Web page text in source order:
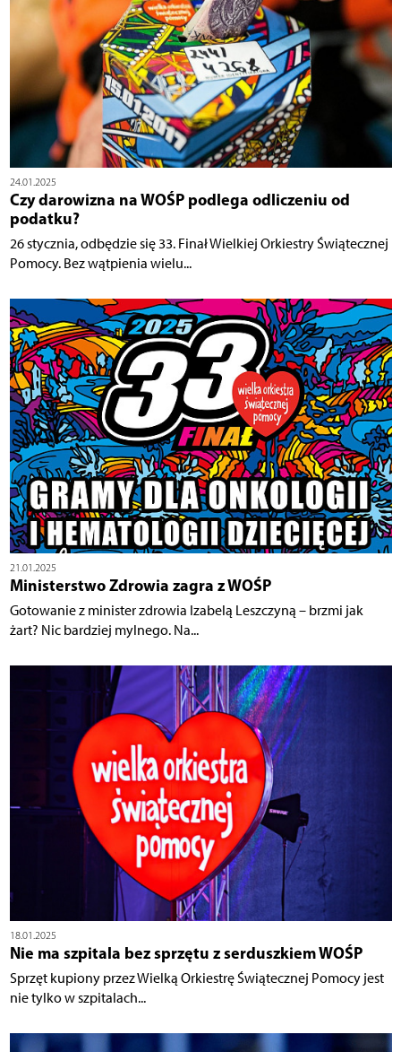
24.01.2025
Czy darowizna na WOŚP podlega odliczeniu od
podatku?
26 stycznia, odbędzie się 33. Finał Wielkiej Orkiestry Świątecznej
Pomocy. Bez wątpienia wielu...
21.01.2025
Ministerstwo Zdrowia zagra z WOŚP
Gotowanie z minister zdrowia Izabelą Leszczyną – brzmi jak
żart? Nic bardziej mylnego. Na...
18.01.2025
Nie ma szpitala bez sprzętu z serduszkiem WOŚP
Sprzęt kupiony przez Wielką Orkiestrę Świątecznej Pomocy jest
nie tylko w szpitalach...